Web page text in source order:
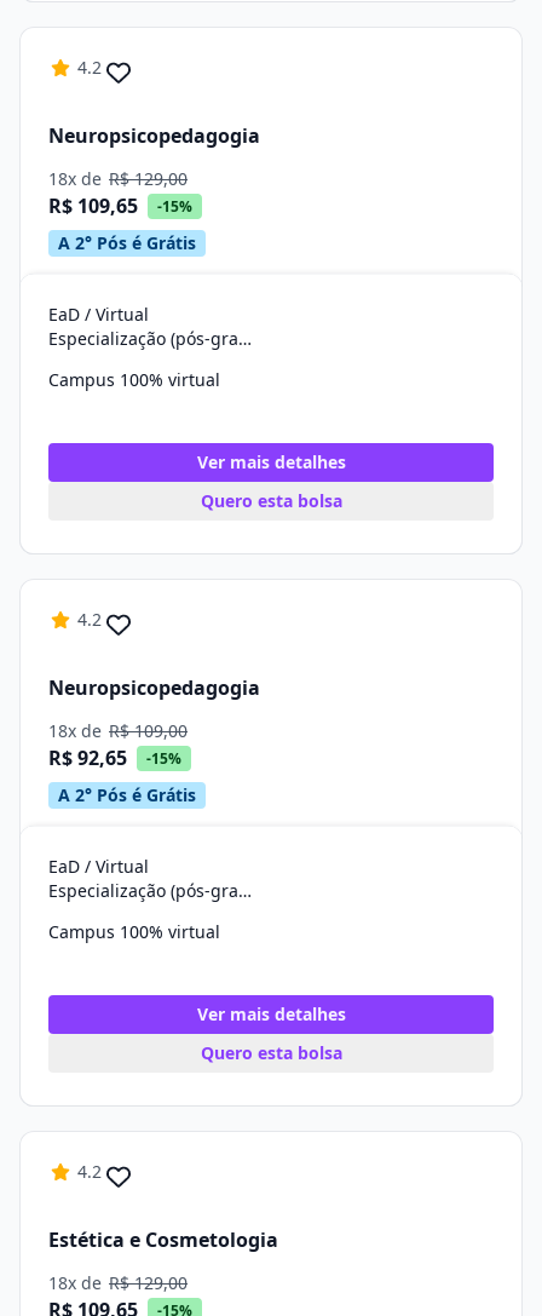
4.2
Neuropsicopedagogia
18x de R$ 129,00
R$ 109,65 -15%
A 2° Pós é Grátis
EaD / Virtual
Especialização (pós-graduação)
Campus 100% virtual
Ver mais detalhes
Quero esta bolsa
4.2
Neuropsicopedagogia
18x de R$ 109,00
R$ 92,65 -15%
A 2° Pós é Grátis
EaD / Virtual
Especialização (pós-graduação)
Campus 100% virtual
Ver mais detalhes
Quero esta bolsa
4.2
Estética e Cosmetologia
18x de R$ 129,00
R$ 109,65 -15%